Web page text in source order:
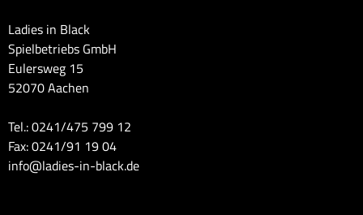
Ladies in Black
Spielbetriebs GmbH
Eulersweg 15
52070 Aachen
Tel.: 0241/475 799 12
Fax: 0241/91 19 04
info@ladies-in-black.de